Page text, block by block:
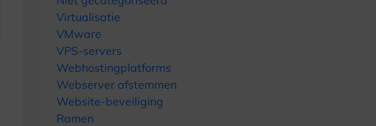
Virtualisatie
VMware
VPS-servers
Webhostingplatforms
Webserver afstemmen
Website-beveiliging
Ramen